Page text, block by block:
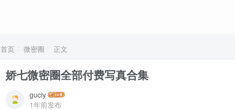
首页 微密圈 正文
娇七微密圈全部付费写真合集
guciy
1年前发布